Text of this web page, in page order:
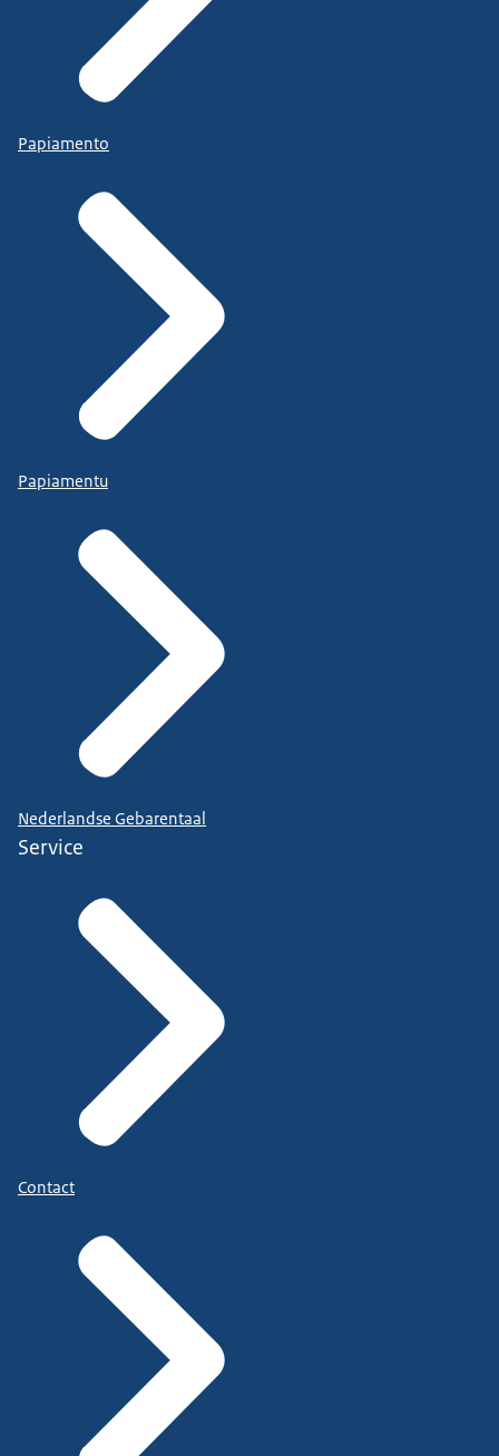
Papiamento
Papiamentu
Nederlandse Gebarentaal
Service
Contact